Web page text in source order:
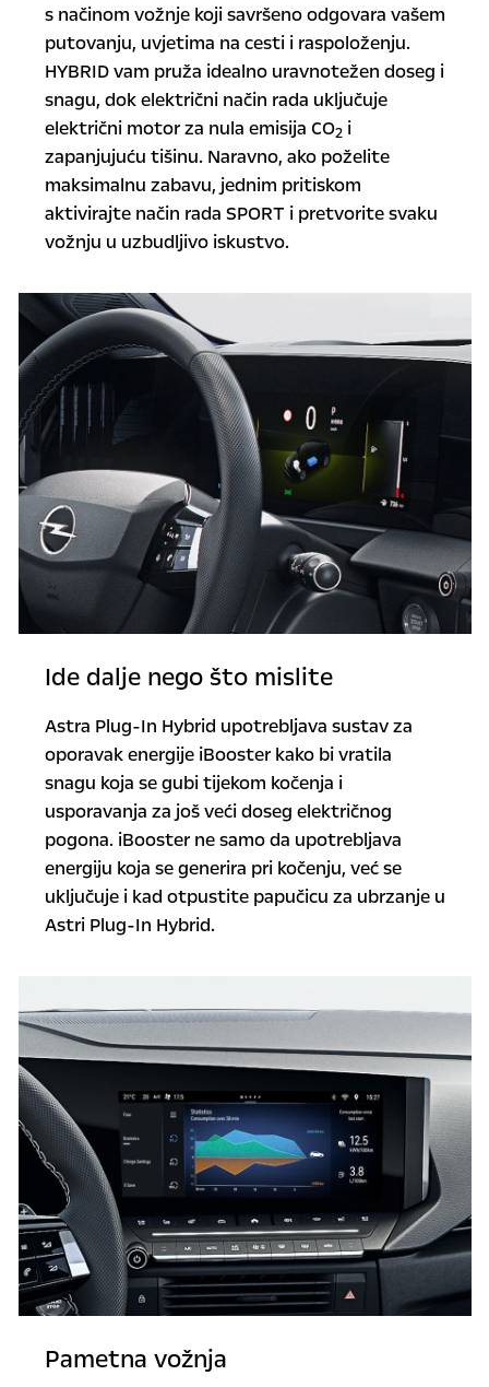
s načinom vožnje koji savršeno odgovara vašem
putovanju, uvjetima na cesti i raspoloženju.
HYBRID vam pruža idealno uravnotežen doseg i
snagu, dok električni način rada uključuje
električni motor za nula emisija CO2i
zapanjujuću tišinu. Naravno, ako poželite
maksimalnu zabavu, jednim pritiskom
aktivirajte način rada SPORT i pretvorite svaku
vožnju u uzbudljivo iskustvo.
Ide dalje nego što mislite
Astra Plug-In Hybrid upotrebljava sustav za
oporavak energije iBooster kako bi vratila
snagu koja se gubi tijekom kočenja i
usporavanja za još veći doseg električnog
pogona. iBooster ne samo da upotrebljava
energiju koja se generira pri kočenju, već se
uključuje i kad otpustite papučicu za ubrzanje u
Astri Plug-In Hybrid.
Pametna vožnja